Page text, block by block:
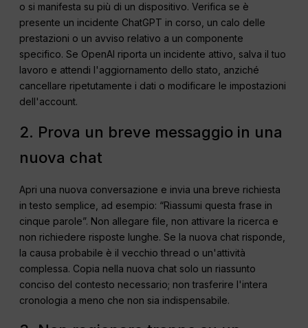
o si manifesta su più di un dispositivo. Verifica se è
presente un incidente ChatGPT in corso, un calo delle
prestazioni o un avviso relativo a un componente
specifico. Se OpenAI riporta un incidente attivo, salva il tuo
lavoro e attendi l'aggiornamento dello stato, anziché
cancellare ripetutamente i dati o modificare le impostazioni
dell'account.
2. Prova un breve messaggio in una
nuova chat
Apri una nuova conversazione e invia una breve richiesta
in testo semplice, ad esempio: “Riassumi questa frase in
cinque parole”. Non allegare file, non attivare la ricerca e
non richiedere risposte lunghe. Se la nuova chat risponde,
la causa probabile è il vecchio thread o un'attività
complessa. Copia nella nuova chat solo un riassunto
conciso del contesto necessario; non trasferire l'intera
cronologia a meno che non sia indispensabile.